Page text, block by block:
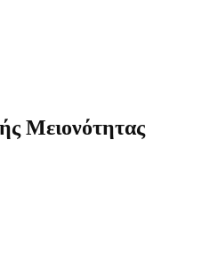
Μειονότητας